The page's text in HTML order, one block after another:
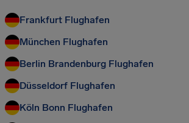
Frankfurt Flughafen
München Flughafen
Berlin Brandenburg Flughafen
Düsseldorf Flughafen
Köln Bonn Flughafen